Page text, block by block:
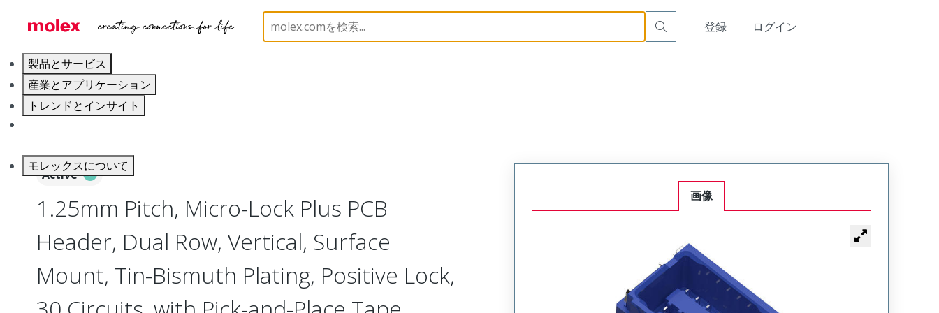
登録 ログイン
製品とサービス
産業とアプリケーション
トレンドとインサイト
モレックスについて
PCB / Wire Connectors PCB Headers and Receptacles 505433 5054333084
Active
1.25mm Pitch, Micro-Lock Plus PCB
Header, Dual Row, Vertical, Surface
Mount, Tin-Bismuth Plating, Positive Lock,
画像